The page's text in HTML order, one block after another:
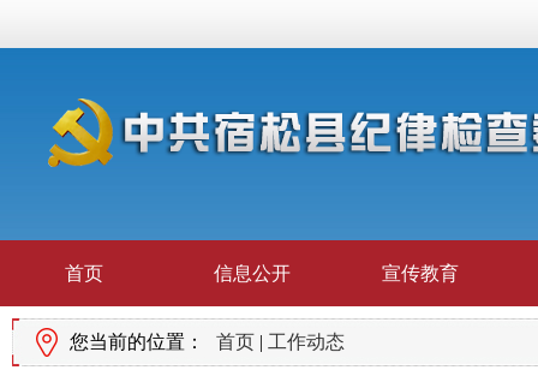
首页 信息公开 宣传教育
您当前的位置： 首页 | 工作动态